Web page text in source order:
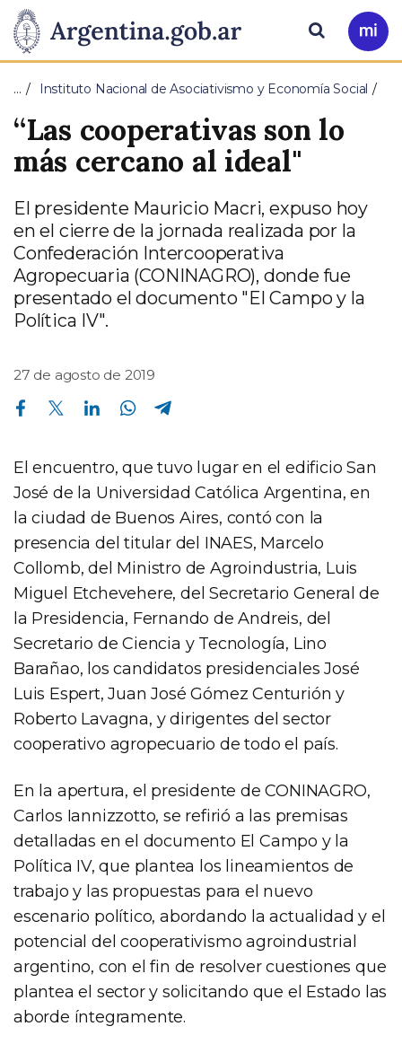
Presidencia
de
la
Nación
Pasar al contenido principal
Ir
a
Buscar
… Instituto Nacional de Asociativismo y Economía Social
“Las cooperativas son lo
más cercano al ideal"
El presidente Mauricio Macri, expuso hoy
en el cierre de la jornada realizada por la
Confederación Intercooperativa
Agropecuaria (CONINAGRO), donde fue
presentado el documento "El Campo y la
Política IV".
27 de agosto de 2019
Compartir en Facebook Compartir en Twitter Compartir en Linkedin Compartir en Whatsapp
El encuentro, que tuvo lugar en el edificio San
José de la Universidad Católica Argentina, en
la ciudad de Buenos Aires, contó con la
presencia del titular del INAES, Marcelo
Collomb, del Ministro de Agroindustria, Luis
Miguel Etchevehere, del Secretario General de
la Presidencia, Fernando de Andreis, del
Secretario de Ciencia y Tecnología, Lino
Barañao, los candidatos presidenciales José
Luis Espert, Juan José Gómez Centurión y
Roberto Lavagna, y dirigentes del sector
cooperativo agropecuario de todo el país.
En la apertura, el presidente de CONINAGRO,
Carlos Iannizzotto, se refirió a las premisas
detalladas en el documento El Campo y la
Política IV, que plantea los lineamientos de
trabajo y las propuestas para el nuevo
escenario político, abordando la actualidad y el
potencial del cooperativismo agroindustrial
argentino, con el fin de resolver cuestiones que
plantea el sector y solicitando que el Estado las
aborde íntegramente.